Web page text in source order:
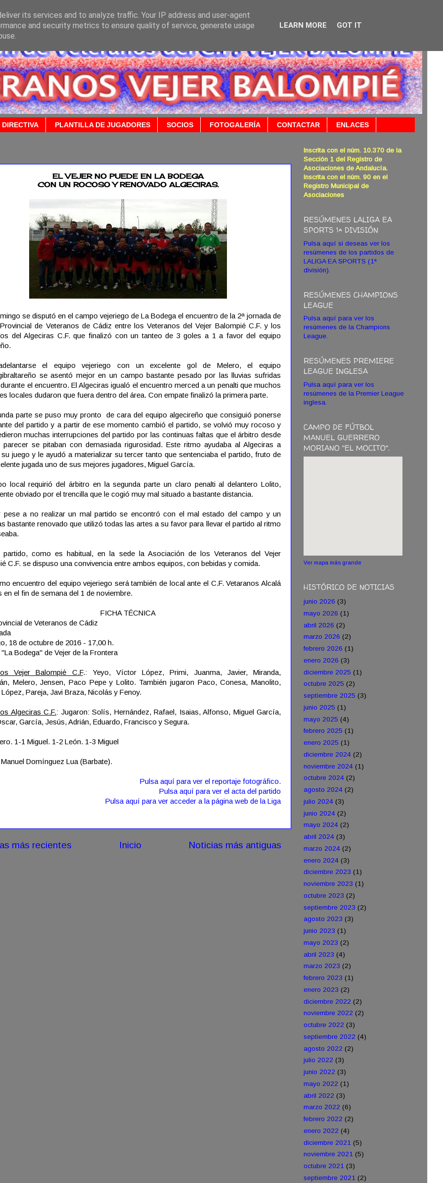
DIRECTIVA PLANTILLA DE JUGADORES SOCIOS FOTOGALERÍA CONTACTAR ENLACES
EL VEJER NO PUEDE EN LA BODEGA
CON UN ROCOSO Y RENOVADO ALGECIRAS.
se disputó en el campo vejeriego de La Bodega el encuentro de la 2ª jornada de
de Veteranos de Cádiz entre los Veteranos del Vejer Balompié C.F. y los
del Algeciras C.F. que finalizó con un tanteo de 3 goles a 1 a favor del equipo
el equipo vejeriego con un excelente gol de Melero, el equipo
se asentó mejor en un campo bastante pesado por las lluvias sufridas
el encuentro. El Algeciras igualó el encuentro merced a un penalti que muchos
locales dudaron que fuera dentro del área. Con empate finalizó la primera parte.
parte se puso muy pronto de cara del equipo algecireño que consiguió ponerse
del partido y a partir de ese momento cambió el partido, se volvió muy rocoso y
muchas interrupciones del partido por las continuas faltas que el árbitro desde
parecer se pitaban con demasiada rigurosidad. Este ritmo ayudaba al Algeciras a
juego y le ayudó a materializar su tercer tanto que sentenciaba el partido, fruto de
jugada uno de sus mejores jugadores, Miguel García.
local requirió del árbitro en la segunda parte un claro penalti al delantero Lolito,
obviado por el trencilla que le cogió muy mal situado a bastante distancia.
pese a no realizar un mal partido se encontró con el mal estado del campo y un
bastante renovado que utilizó todas las artes a su favor para llevar el partido al ritmo
partido, como es habitual, en la sede la Asociación de los Veteranos del Vejer
C.F. se dispuso una convivencia entre ambos equipos, con bebidas y comida.
encuentro del equipo vejeriego será también de local ante el C.F. Vetaranos Alcalá
en el fin de semana del 1 de noviembre.
FICHA TÉCNICA
de Veteranos de Cádiz
18 de octubre de 2016 - 17,00 h.
Bodega" de Vejer de la Frontera
Vejer Balompié C.F.: Yeyo, Víctor López, Primi, Juanma, Javier, Miranda,
Melero, Jensen, Paco Pepe y Lolito. También jugaron Paco, Conesa, Manolito,
Pareja, Javi Braza, Nicolás y Fenoy.
Algeciras C.F.: Jugaron: Solís, Hernández, Rafael, Isaias, Alfonso, Miguel García,
García, Jesús, Adrián, Eduardo, Francisco y Segura.
1-1 Miguel. 1-2 León. 1-3 Miguel
Domínguez Lua (Barbate).
Pulsa aquí para ver el reportaje fotográfico.
Pulsa aquí para ver el acta del partido
Pulsa aquí para ver acceder a la página web de la Liga
más recientes Noticias más antiguas
Inicio
Inscrita con el núm. 10.370 de la
Sección 1 del Registro de
Asociaciones de Andalucía.
Inscrita con el núm. 90 en el
Registro Municipal de
Asociaciones
RESÚMENES LALIGA EA
SPORTS 1ª DIVISIÓN
Pulsa aquí si deseas ver los
resúmenes de los partidos de
LALIGA EA SPORTS (1ª
división).
RESÚMENES CHAMPIONS
LEAGUE
Pulsa aquí para ver los
resúmenes de la Champions
League.
RESÚMENES PREMIERE
LEAGUE INGLESA
Pulsa aquí para ver los
resúmenes de la Premier League
inglesa.
CAMPO DE FÚTBOL
MANUEL GUERRERO
MORIANO "EL MOCITO".
Ver mapa más grande
HISTÓRICO DE NOTICIAS
junio 2026 (3)
mayo 2026 (1)
abril 2026 (2)
marzo 2026 (2)
febrero 2026 (1)
enero 2026 (3)
diciembre 2025 (1)
octubre 2025 (2)
septiembre 2025 (3)
junio 2025 (1)
mayo 2025 (4)
febrero 2025 (1)
enero 2025 (1)
diciembre 2024 (2)
noviembre 2024 (1)
octubre 2024 (2)
agosto 2024 (2)
julio 2024 (3)
junio 2024 (2)
mayo 2024 (2)
abril 2024 (3)
marzo 2024 (2)
enero 2024 (3)
diciembre 2023 (1)
noviembre 2023 (1)
octubre 2023 (2)
septiembre 2023 (2)
agosto 2023 (3)
junio 2023 (1)
mayo 2023 (2)
abril 2023 (4)
marzo 2023 (2)
febrero 2023 (1)
enero 2023 (2)
diciembre 2022 (2)
noviembre 2022 (2)
octubre 2022 (3)
septiembre 2022 (4)
agosto 2022 (2)
julio 2022 (3)
junio 2022 (3)
mayo 2022 (1)
abril 2022 (3)
marzo 2022 (6)
febrero 2022 (2)
enero 2022 (4)
diciembre 2021 (5)
noviembre 2021 (5)
octubre 2021 (3)
septiembre 2021 (2)
its services and to analyze traffic. Your IP address and user-agent
and security metrics to ensure quality of service, generate usage
LEARN MORE GOT IT